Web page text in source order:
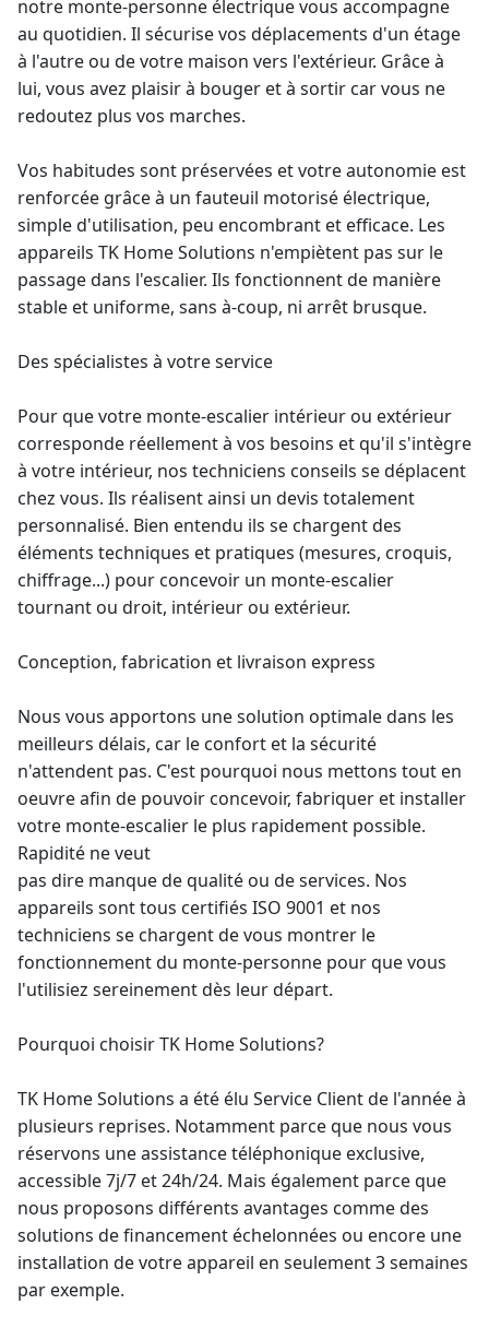
notre monte-personne électrique vous accompagne
au quotidien. Il sécurise vos déplacements d'un étage
à l'autre ou de votre maison vers l'extérieur. Grâce à
lui, vous avez plaisir à bouger et à sortir car vous ne
redoutez plus vos marches.
Vos habitudes sont préservées et votre autonomie est
renforcée grâce à un fauteuil motorisé électrique,
simple d'utilisation, peu encombrant et efficace. Les
appareils TK Home Solutions n'empiètent pas sur le
passage dans l'escalier. Ils fonctionnent de manière
stable et uniforme, sans à-coup, ni arrêt brusque.
Des spécialistes à votre service
Pour que votre monte-escalier intérieur ou extérieur
corresponde réellement à vos besoins et qu'il s'intègre
à votre intérieur, nos techniciens conseils se déplacent
chez vous. Ils réalisent ainsi un devis totalement
personnalisé. Bien entendu ils se chargent des
éléments techniques et pratiques (mesures, croquis,
chiffrage...) pour concevoir un monte-escalier
tournant ou droit, intérieur ou extérieur.
Conception, fabrication et livraison express
Nous vous apportons une solution optimale dans les
meilleurs délais, car le confort et la sécurité
n'attendent pas. C'est pourquoi nous mettons tout en
oeuvre afin de pouvoir concevoir, fabriquer et installer
votre monte-escalier le plus rapidement possible.
Rapidité ne veut
pas dire manque de qualité ou de services. Nos
appareils sont tous certifiés ISO 9001 et nos
techniciens se chargent de vous montrer le
fonctionnement du monte-personne pour que vous
l'utilisiez sereinement dès leur départ.
Pourquoi choisir TK Home Solutions?
TK Home Solutions a été élu Service Client de l'année à
plusieurs reprises. Notamment parce que nous vous
réservons une assistance téléphonique exclusive,
accessible 7j/7 et 24h/24. Mais également parce que
nous proposons différents avantages comme des
solutions definancement échelonnées ou encore une
installation de votre appareil en seulement 3 semaines
par exemple.